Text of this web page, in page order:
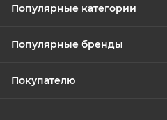
Популярные категории
Популярные бренды
Покупателю